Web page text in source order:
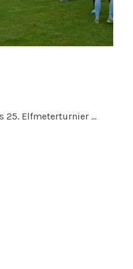
„El Loco“ gewinnt das 25. Elfmeterturnier in Arnach